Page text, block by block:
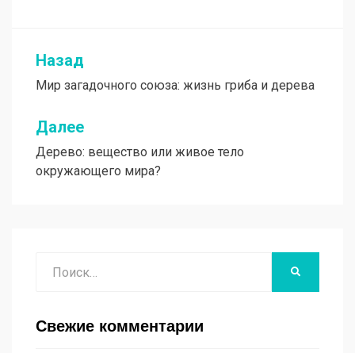
Навигация
по
записям
Назад
Мир загадочного союза: жизнь гриба и дерева
Далее
Дерево: вещество или живое тело
окружающего мира?
Свежие комментарии